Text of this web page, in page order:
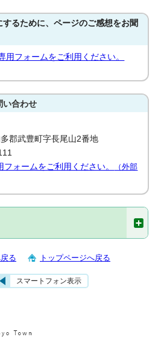
るために、ページのご感想をお聞
用フォームをご利用ください。
い合わせ
郡武豊町字長尾山2番地
ォームをご利用ください。
（外部
る トップページへ戻る
スマートフォン表示